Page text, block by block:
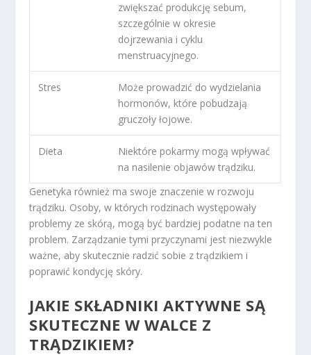
zwiększać produkcję sebum,
szczególnie w okresie
dojrzewania i cyklu
menstruacyjnego.
Stres
Może prowadzić do wydzielania
hormonów, które pobudzają
gruczoły łojowe.
Dieta
Niektóre pokarmy mogą wpływać
na nasilenie objawów trądziku.
Genetyka również ma swoje znaczenie w rozwoju
trądziku. Osoby, w których rodzinach występowały
problemy ze skórą, mogą być bardziej podatne na ten
problem. Zarządzanie tymi przyczynami jest niezwykle
ważne, aby skutecznie radzić sobie z trądzikiem i
poprawić kondycję skóry.
JAKIE SKŁADNIKI AKTYWNE SĄ
SKUTECZNE W WALCE Z
TRĄDZIKIEM?